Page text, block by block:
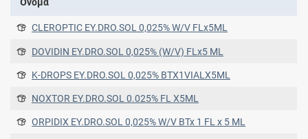
Όνομα
CLEROPTIC EY.DRO.SOL 0,025% W/V FLx5ML
DOVIDIN EY.DRO.SOL 0,025% (W/V) FLx5 ML
K-DROPS EY.DRO.SOL 0,025% BTX1VIALX5ML
NOXTOR EY.DRO.SOL 0.025% FL X5ML
ORPIDIX EY.DRO.SOL 0,025% W/V BTx 1 FL x 5 ML